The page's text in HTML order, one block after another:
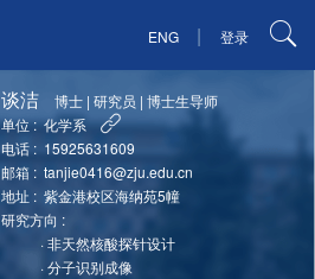
ENG | 登录
谈洁 博士 |研究员 |博士生导师
单位 : 化学系
电话 : 15925631609
邮箱 : tanjie0416@zju.edu.cn
地址 : 紫金港校区海纳苑5幢
研究方向 :
·非天然核酸探针设计
·分子识别成像